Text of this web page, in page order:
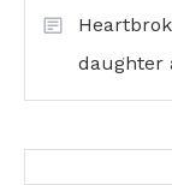
daughter